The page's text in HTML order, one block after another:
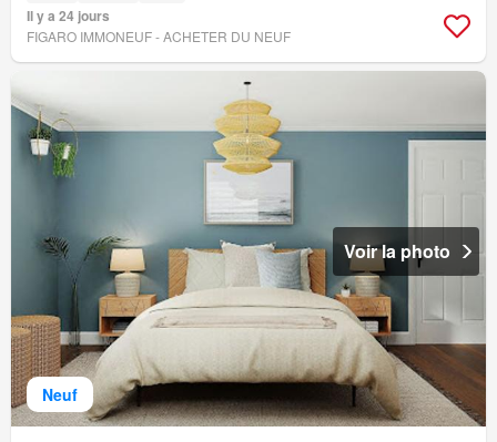
Il y a 24 jours
FIGARO IMMONEUF - ACHETER DU NEUF
Neuf
Voir la photo